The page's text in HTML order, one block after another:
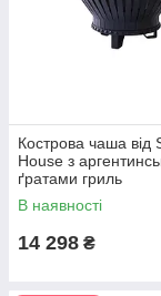
Кострова чаша від
House з
ґратами гриль
В наявності
14 298 ₴